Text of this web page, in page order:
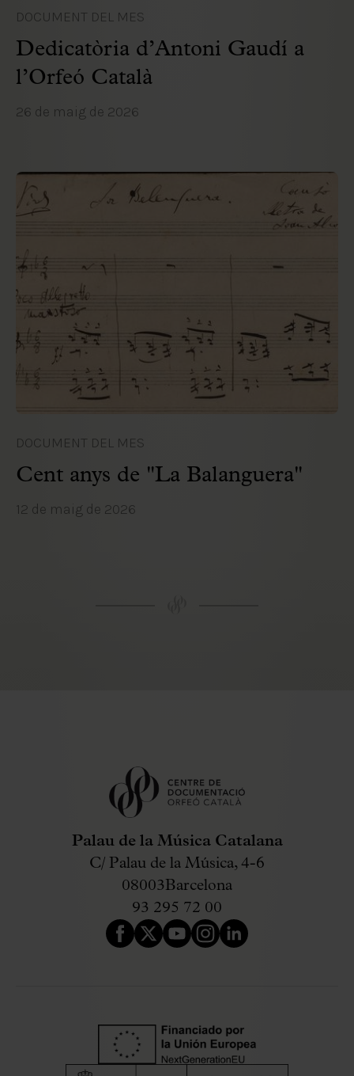
DOCUMENT DEL MES
Dedicatòria d’Antoni Gaudí a
l’Orfeó Català
26 de maig de 2026
DOCUMENT DEL MES
Cent anys de "La Balanguera"
12 de maig de 2026
Palau de la Música Catalana
C/ Palau de la Música, 4-6
08003Barcelona
93 295 72 00